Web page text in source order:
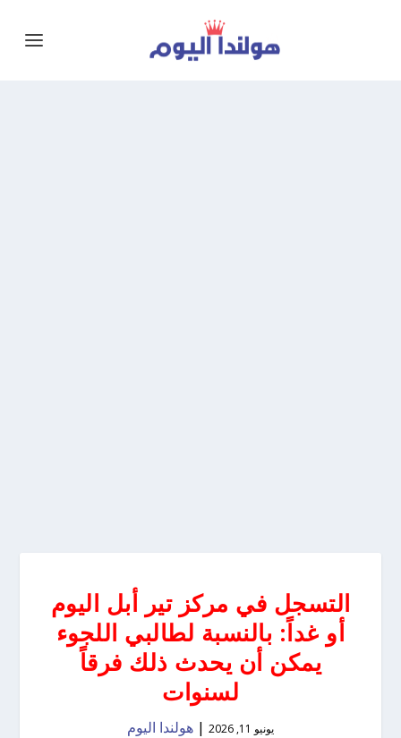
التسجل في مركز تير أبل اليوم
أو غداً: بالنسبة لطالبي اللجوء
يمكن أن يحدث ذلك فرقاً
لسنوات
يونيو 11, 2026 | هولندا اليوم